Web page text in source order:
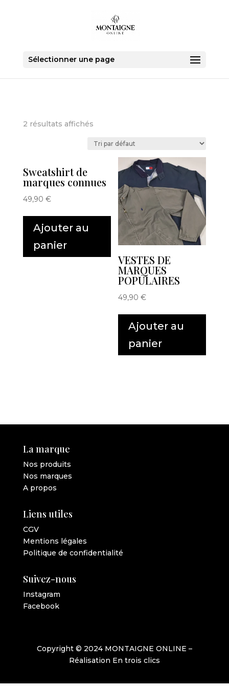
Sélectionner une page
2 résultats affichés
Sweatshirt de
marques connues
49,90 €
Ajouter au
panier
VESTES DE
MARQUES
POPULAIRES
49,90€
Ajouter au
panier
La marque
Nos produits
Nos marques
A propos
Liens utiles
CGV
Mentions légales
Politique de confidentialité
Suivez-nous
Instagram
Facebook
Copyright © 2024 MONTAIGNE ONLINE –
Réalisation En trois clics